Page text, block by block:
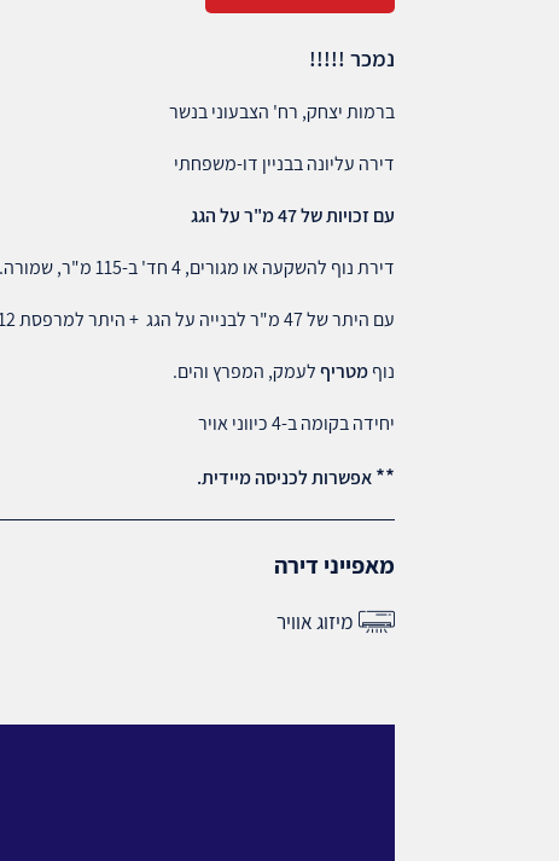
נמכר !!!!!
ברמות יצחק, רח' הצבעוני בנשר
דירה עליונה בבניין דו-משפחתי
עם זכויות של 47 מ"ר על הגג
דירת נוף להשקעה או מגורים, 4 חד' ב-115 מ"ר, שמורה.
עם היתר של 47 מ"ר לבנייה על הגג + היתר למרפסת 12 מ"ר.
נוףמטריףלעמק, המפרץ והים.
יחידה בקומה ב-4 כיווני אויר
**אפשרות לכניסה מיידית.
מאפייני דירה
מיזוג אוויר